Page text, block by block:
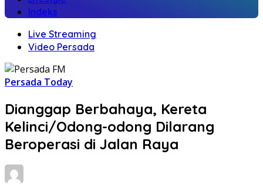
Indeks
Live Streaming
Video Persada
Persada Today
Dianggap Berbahaya, Kereta
Kelinci/Odong-odong Dilarang
Beroperasi di Jalan Raya